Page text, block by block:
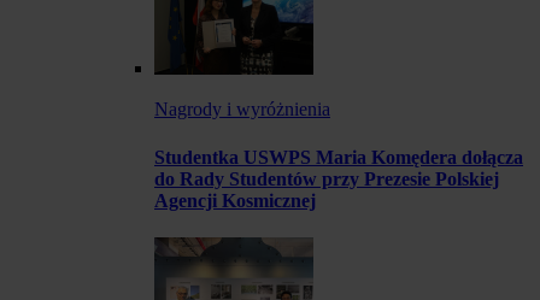
Nagrody i wyróżnienia
Studentka USWPS Maria Komędera dołącza
do Rady Studentów przy Prezesie Polskiej
Agencji Kosmicznej